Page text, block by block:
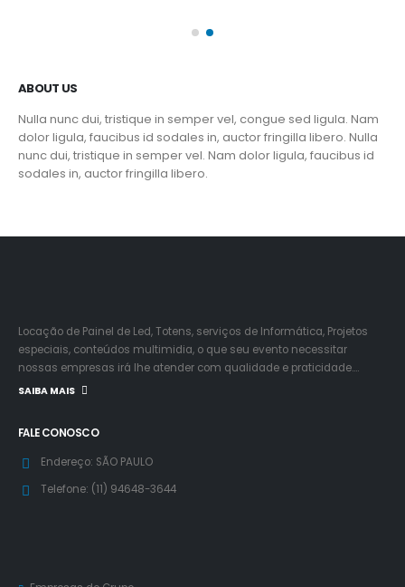
ABOUT US
Nulla nunc dui, tristique in semper vel, congue sed ligula. Nam
dolor ligula, faucibus id sodales in, auctor fringilla libero. Nulla
nunc dui, tristique in semper vel. Nam dolor ligula, faucibus id
sodales in, auctor fringilla libero.
Locação de Painel de Led, Totens, serviços de Informática, Projetos
especiais, conteúdos multimidia, o que seu evento necessitar
nossas empresas irá lhe atender com qualidade e praticidade….
SAIBA MAIS
FALE CONOSCO
Endereço: SÃO PAULO
Telefone: (11) 94648-3644